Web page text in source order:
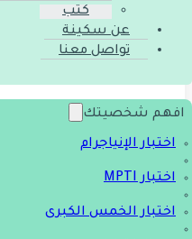
كتب
عن سكينة
تواصل معنا
افهم شخصيتك
اختبار الإنياجرام
اختبار MPTI
اختبار الخمس الكبرى